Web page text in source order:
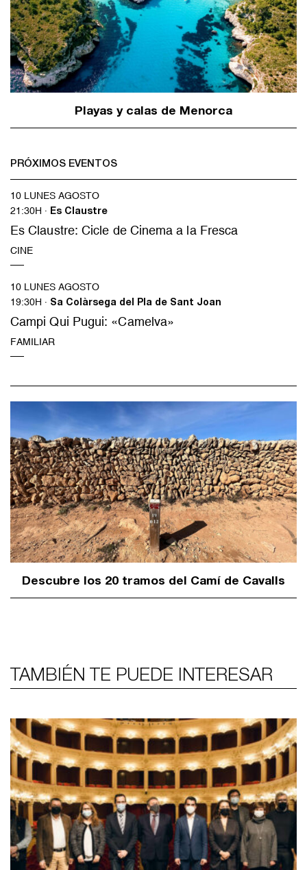
Playas y calas de Menorca
PRÓXIMOS EVENTOS
10 LUNES AGOSTO
21:30H · Es Claustre
Es Claustre: Cicle de Cinema a la Fresca
CINE
10 LUNES AGOSTO
19:30H · Sa Colàrsega del Pla de Sant Joan
Campi Qui Pugui: «Camelva»
FAMILIAR
Descubre los 20 tramos del Camí de Cavalls
TAMBIÉN TE PUEDE INTERESAR